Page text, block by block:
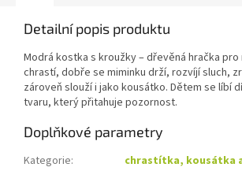
Detailní popis produktu
Modrá kostka s kroužky – dřevěná hračka
chrastí, dobře se miminku drží, rozvíjí sluch,
zároveň slouží i jako kousátko. Dětem se líbí
tvaru, který přitahuje pozornost.
Doplňkové parametry
Kategorie:
chrastítka, kousátka